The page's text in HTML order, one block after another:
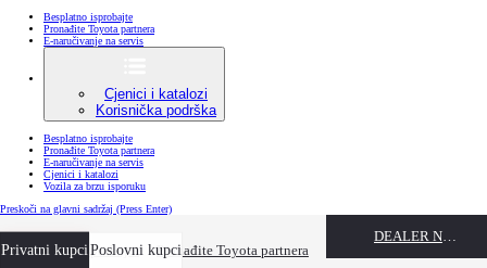
Besplatno isprobajte
Pronađite Toyota partnera
E-naručivanje na servis
Cjenici i katalozi
Korisnička podrška
Besplatno isprobajte
Pronađite Toyota partnera
E-naručivanje na servis
Cjenici i katalozi
Vozila za brzu isporuku
Preskoči na glavni sadržaj (Press Enter)
Privatni kupciPoslovni kupci
Besplatno isprobajte Pronađite Toyota partnera
DEALER NAME